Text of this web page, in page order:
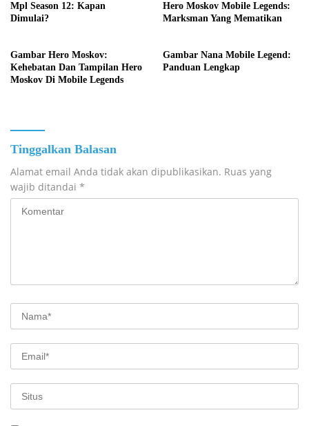
Mpl Season 12: Kapan
Dimulai?
Hero Moskov Mobile Legends:
Marksman Yang Mematikan
Gambar Hero Moskov:
Kehebatan Dan Tampilan Hero
Moskov Di Mobile Legends
Gambar Nana Mobile Legend:
Panduan Lengkap
Tinggalkan Balasan
Alamat email Anda tidak akan dipublikasikan. Ruas yang
wajib ditandai *